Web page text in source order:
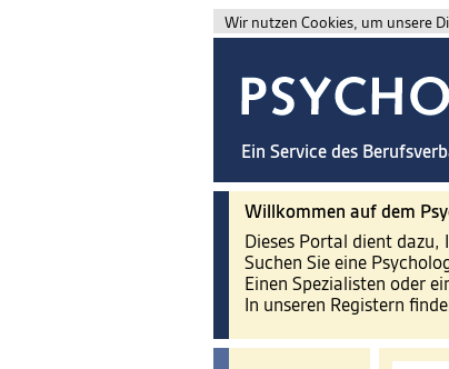
Wir nutzen Cookies, um unsere
Ein Service des
Willkommen auf dem
Dieses Portal dient dazu,
Suchen Sie eine
Einen Spezialisten oder
In unseren Registern